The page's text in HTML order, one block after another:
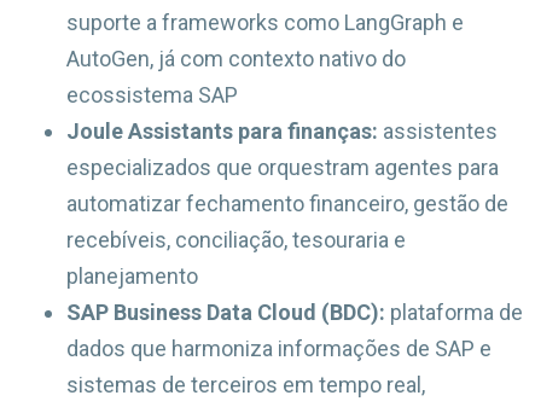
suporte a frameworks como LangGraph e
AutoGen, já com contexto nativo do
ecossistema SAP
Joule Assistants para finanças: assistentes
especializados que orquestram agentes para
automatizar fechamento financeiro, gestão de
recebíveis, conciliação, tesouraria e
planejamento
SAP Business Data Cloud (BDC): plataforma de
dados que harmoniza informações de SAP e
sistemas de terceiros em tempo real,